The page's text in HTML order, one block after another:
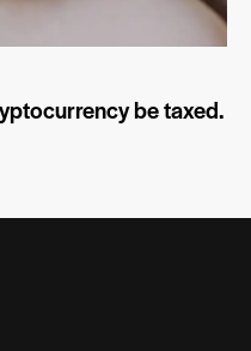
be taxed.